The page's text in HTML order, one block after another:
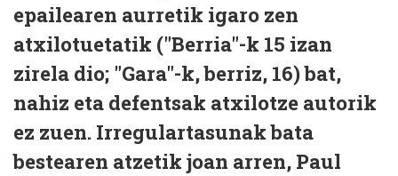
epailearen aurretik igaro zen
atxilotuetatik ("Berria"-k 15 izan
zirela dio; "Gara"-k, berriz, 16) bat,
nahiz eta defentsak atxilotze autorik
ez zuen. Irregulartasunak bata
bestearen atzetik joan arren, Paul